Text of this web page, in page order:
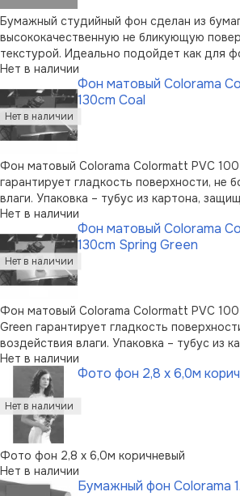
Бумажный студийный фон сделан из
высококачественную не бликующую
текстурой. Идеально подойдет как для
видеосъемок. Поставляется на
2,1x6 м. Цвет - Rose.
Нет в наличии
Фон матовый Colorama
130cm Coal
Фон матовый Colorama Colormatt PVC 100
гарантирует гладкость поверхности, не
влаги. Упаковка – тубус из картона,
перевозки.
Нет в наличии
Фон матовый Colorama
130cm Spring Green
Фон матовый Colorama Colormatt PVC
Green гарантирует гладкость
воздействия влаги. Упаковка – тубус из
фон во время перевозки.
Нет в наличии
Фото фон 2,8 х 6,0м
Фото фон 2,8 х 6,0м коричневый
Нет в наличии
Бумажный фон Colorama